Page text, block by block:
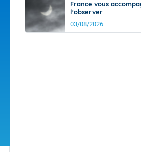
France vous
l'observer
03/08/2026